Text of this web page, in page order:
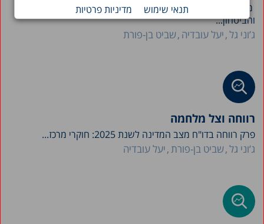
תנאי שימוש מדיניות פרטיות
מערך ועדות הערר על שירותים חברתיים במשרד הרווחה
והביטחון...
ג’וני גל יעל עובדיה שביט בן-פורת
רווחה וצל מלחמה
פרק רווחה בדו"ח מצב המדינה לשנת 2025: חוקרי מרכז...
ג’וני גל שביט בן-פורת יעל עובדיה